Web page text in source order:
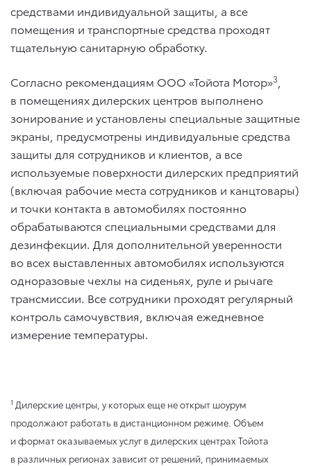
средствами индивидуальной защиты, а все
помещения и транспортные средства проходят
тщательную санитарную обработку.
Согласно рекомендациям ООО «Тойота Мотор»3
в помещениях дилерских центров выполнено
зонирование и установлены специальные защитные
экраны, предусмотрены индивидуальные средства
защиты для сотрудников и клиентов, а все
используемые поверхности дилерских предприятий
(включая рабочие места сотрудников и канцтовары)
и точки контакта в автомобилях постоянно
обрабатываются специальными средствами для
дезинфекции. Для дополнительной уверенности
во всех выставленных автомобилях используются
одноразовые чехлы на сиденьях, руле и рычаге
трансмиссии. Все сотрудники проходят регулярный
контроль самочувствия, включая ежедневное
измерение температуры.
1 Дилерские центры, у которых еще не открыт шоурум
продолжают работать в дистанционном режиме. Объем
и формат оказываемых услуг в дилерских центрах Тойота
в различных регионах зависит от решений, принимаемых